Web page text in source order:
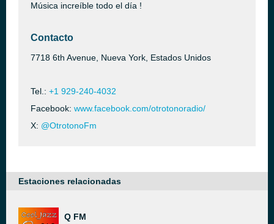
Música increíble todo el día !
Contacto
7718 6th Avenue, Nueva York, Estados Unidos
Tel.: +1 929-240-4032
Facebook: www.facebook.com/otrotonoradio/
X: @OtrotonoFm
Estaciones relacionadas
Q FM